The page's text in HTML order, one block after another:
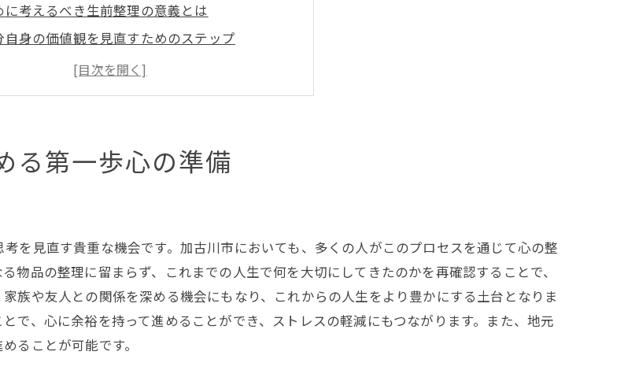
に考えるべき生前整理の意義とは
自身の価値観を見直すためのステップ
川市特有の整理文化を理解する方法
整理を行うためのマインドフルネス
整理の計画を立てる際のポイント
もたらす心の安らぎと未来への備え
に向けての準備がもたらす平穏
との対話を通じた心の整理
川市での生前整理を通じた新たな発見
整理がもたらす心のゆとりとその意義
る第一歩心の準備
を見直す貴重な機会です。加古川市においても、多くの人がこのプロセスを通じて心の整
物品の整理に留まらず、これまでの人生で何を大切にしてきたのかを再確認することで、
族や友人との関係を深める機会にもなり、これからの人生をより豊かにする土台となりま
で、心に余裕を持って進めることができ、ストレスの軽減にもつながります。また、地元
ることが可能です。